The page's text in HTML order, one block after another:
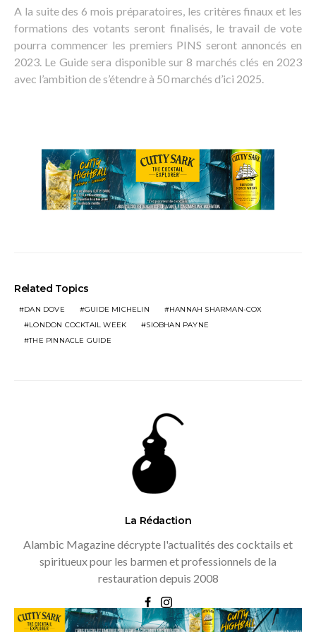
A la suite des 6 mois préparatoires, les critères finaux et les
formations des votants seront finalisés, le travail de vote
pourra commencer les premiers PINS seront annoncés en
2023. Le Guide sera disponible sur 8 marchés clés en 2023
avec l’ambition de s’étendre à 50 marchés d’ici 2025.
Related Topics
DAN DOVE GUIDE MICHELIN
HANNAH SHARMAN-COX
LONDON COCKTAIL WEEK
SIOBHAN PAYNE
THE PINNACLE GUIDE
La Rédaction
Alambic Magazine décrypte l'actualités des cocktails et
spiritueux pour les barmen et professionnels de la
restauration depuis 2008